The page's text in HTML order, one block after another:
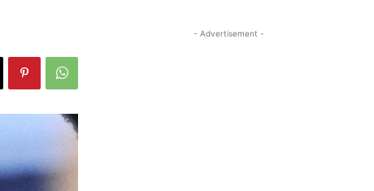
- Advertisement -